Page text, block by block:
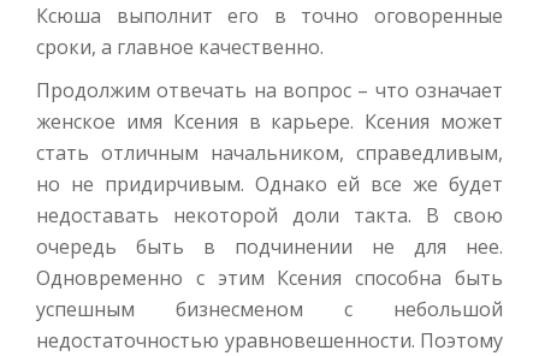
Ксюша выполнит его в точно оговоренные
сроки, а главное качественно.
Продолжим отвечать на вопрос – что означает
женское имя Ксения в карьере. Ксения может
стать отличным начальником, справедливым,
но не придирчивым. Однако ей все же будет
недоставать некоторой доли такта. В свою
очередь быть в подчинении не для нее.
Одновременно с этим Ксения способна быть
успешным бизнесменом с небольшой
недостаточностью уравновешенности. Поэтому